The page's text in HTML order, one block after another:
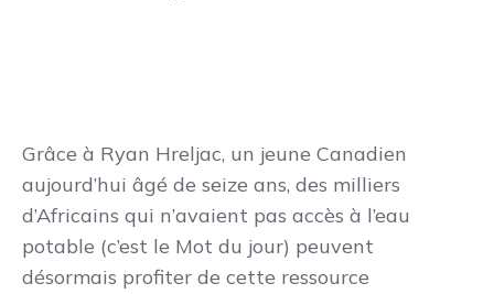
Grâce à Ryan Hreljac, un jeune Canadien
aujourd’hui âgé de seize ans, des milliers
d’Africains qui n’avaient pas accès à l’eau
potable (c’est le Mot du jour) peuvent
désormais profiter de cette ressource